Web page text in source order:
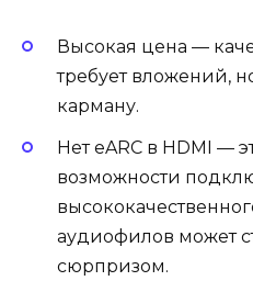
Высокая цена —
требует вложений,
карману.
Нет eARC в HDMI —
возможности
аудиофилов может
сюрпризом.